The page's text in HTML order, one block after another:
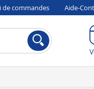
de commandes Aide-
Compte